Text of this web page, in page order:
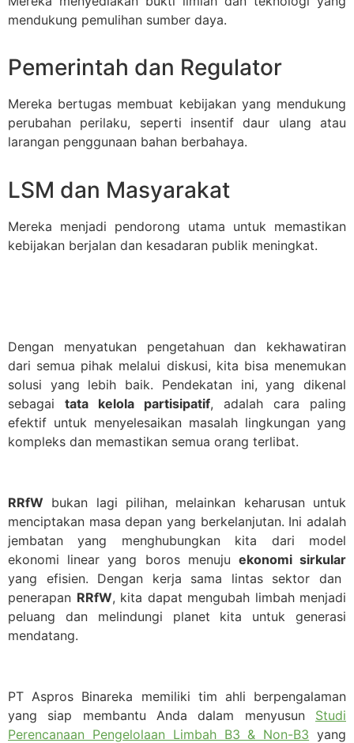
mendukung pemulihan sumber daya.
Pemerintah dan Regulator
Mereka bertugas membuat kebijakan yang mendukung
perubahan perilaku, seperti insentif daur ulang atau
larangan penggunaan bahan berbahaya.
LSM dan Masyarakat
Mereka menjadi pendorong utama untuk memastikan
kebijakan berjalan dan kesadaran publik meningkat.
Dengan menyatukan pengetahuan dan kekhawatiran
dari semua pihak melalui diskusi, kita bisa menemukan
solusi yang lebih baik. Pendekatan ini, yang dikenal
sebagai tata kelola partisipatif, adalah cara paling
efektif untuk menyelesaikan masalah lingkungan yang
kompleks dan memastikan semua orang terlibat.
RRfW bukan lagi pilihan, melainkan keharusan untuk
menciptakan masa depan yang berkelanjutan. Ini adalah
jembatan yang menghubungkan kita dari model
ekonomi linear yang boros menuju ekonomi sirkular
yang efisien. Dengan kerja sama lintas sektor dan
penerapan RRfW, kita dapat mengubah limbah menjadi
peluang dan melindungi planet kita untuk generasi
mendatang.
PT Aspros Binareka memiliki tim ahli berpengalaman
yang siap membantu Anda dalam menyusun Studi
Perencanaan Pengelolaan Limbah B3 & Non-B3 yang